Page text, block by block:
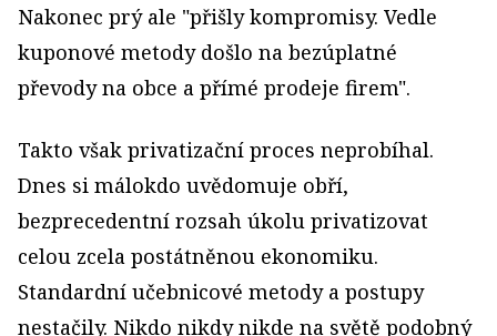
Nakonec prý ale "přišly kompromisy. Vedle
kuponové metody došlo na bezúplatné
převody na obce a přímé prodeje firem".
Takto však privatizační proces neprobíhal.
Dnes si málokdo uvědomuje obří,
bezprecedentní rozsah úkolu privatizovat
celou zcela postátněnou ekonomiku.
Standardní učebnicové metody a postupy
nestačily. Nikdo nikdy nikde na světě podobný